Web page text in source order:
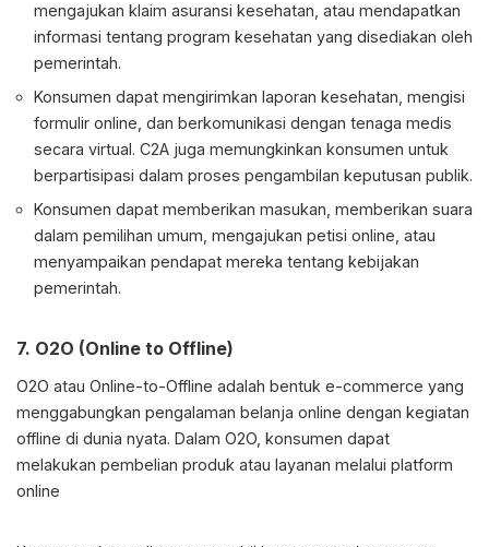
mengajukan klaim asuransi kesehatan, atau mendapatkan
informasi tentang program kesehatan yang disediakan oleh
pemerintah.
Konsumen dapat mengirimkan laporan kesehatan, mengisi
formulir online, dan berkomunikasi dengan tenaga medis
secara virtual. C2A juga memungkinkan konsumen untuk
berpartisipasi dalam proses pengambilan keputusan publik.
Konsumen dapat memberikan masukan, memberikan suara
dalam pemilihan umum, mengajukan petisi online, atau
menyampaikan pendapat mereka tentang kebijakan
pemerintah.
7. O2O (Online to Offline)
O2O atau Online-to-Offline adalah bentuk e-commerce yang
menggabungkan pengalaman belanja online dengan kegiatan
offline di dunia nyata. Dalam O2O, konsumen dapat
melakukan pembelian produk atau layanan melalui platform
online